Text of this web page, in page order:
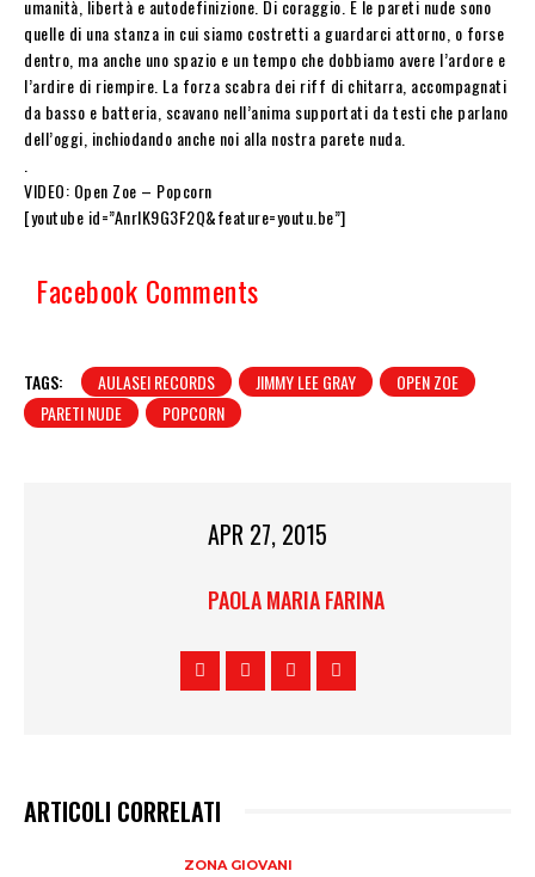
umanità, libertà e autodefinizione. Di coraggio. E le pareti nude sono
quelle di una stanza in cui siamo costretti a guardarci attorno, o forse
dentro, ma anche uno spazio e un tempo che dobbiamo avere l’ardore e
l’ardire di riempire. La forza scabra dei riff di chitarra, accompagnati
da basso e batteria, scavano nell’anima supportati da testi che parlano
dell’oggi, inchiodando anche noi alla nostra parete nuda.
VIDEO: Open Zoe – Popcorn
[youtube id=”AnrIK9G3F2Q&feature=youtu.be”]
Facebook Comments
TAGS: AULASEI RECORDS JIMMY LEE GRAY
OPEN ZOE
PARETI NUDE
POPCORN
APR 27, 2015
PAOLA MARIA FARINA
ARTICOLI CORRELATI
ZONA GIOVANI